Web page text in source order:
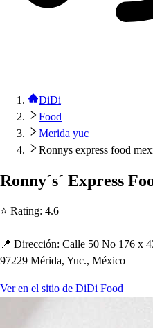
DiDi
Food
Merida yuc
Ronnys express food
Ronny´s´ Express
⭐ Rating: 4.6
📍 Dirección: Calle 50 No 176 x
97229 Mérida, Yuc., México
Ver en el sitio de DiDi Food